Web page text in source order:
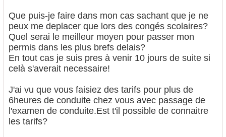
Que puis-je faire dans mon cas sachant que je ne
peux me deplacer que lors des congés scolaires?
Quel serai le meilleur moyen pour passer mon
permis dans les plus brefs delais?
En tout cas je suis pres à venir 10 jours de suite si
celà s'averait necessaire!
J'ai vu que vous faisiez des tarifs pour plus de
6heures de conduite chez vous avec passage de
l'examen de conduite.Est t'il possible de connaitre
les tarifs?